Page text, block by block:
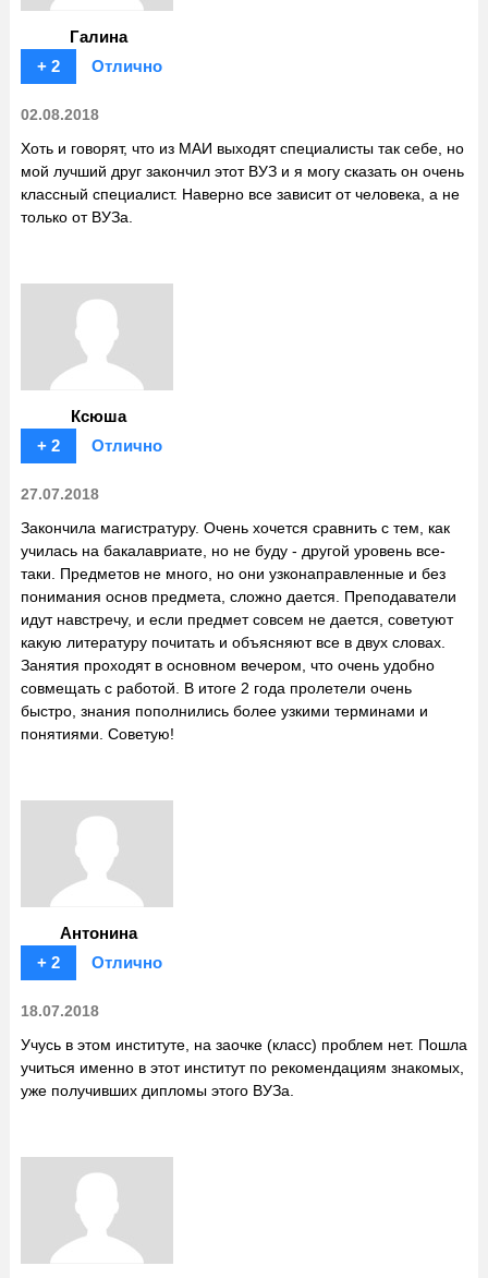
Галина
+ 2
Отлично
02.08.2018
Хоть и говорят, что из МАИ выходят специалисты так себе, но
мой лучший друг закончил этот ВУЗ и я могу сказать он очень
классный специалист. Наверно все зависит от человека, а не
только от ВУЗа.
Ксюша
+ 2
Отлично
27.07.2018
Закончила магистратуру. Очень хочется сравнить с тем, как
училась на бакалавриате, но не буду - другой уровень все-
таки. Предметов не много, но они узконаправленные и без
понимания основ предмета, сложно дается. Преподаватели
идут навстречу, и если предмет совсем не дается, советуют
какую литературу почитать и объясняют все в двух словах.
Занятия проходят в основном вечером, что очень удобно
совмещать с работой. В итоге 2 года пролетели очень
быстро, знания пополнились более узкими терминами и
понятиями. Советую!
Антонина
+ 2
Отлично
18.07.2018
Учусь в этом институте, на заочке (класс) проблем нет. Пошла
учиться именно в этот институт по рекомендациям знакомых,
уже получивших дипломы этого ВУЗа.